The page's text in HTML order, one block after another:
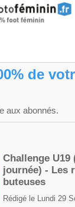
de
aux abonnés.
Challenge U19
journée) - Les
buteuses
Rédigé le Lundi 29